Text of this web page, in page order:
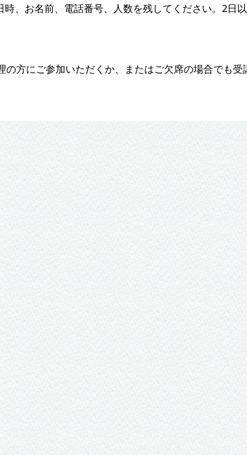
お名前、電話番号、人数を残してください。2日
方にご参加いただくか、またはご欠席の場合でも